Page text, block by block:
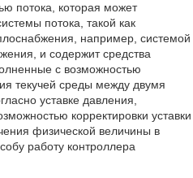
потока, которая может
потока, такой как
например, системой
и содержит средства
с возможностью
текучей среды между двумя
уставке давления,
корректировки уставки
физической величины в
работу контроллера